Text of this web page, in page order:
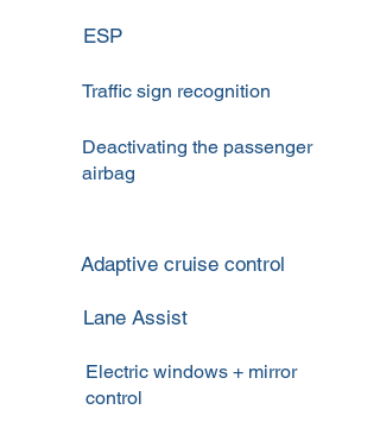
ESP
Traffic sign recognition
Deactivating the passenger
airbag
Adaptive cruise control
Lane Assist
Electric windows + mirror
control